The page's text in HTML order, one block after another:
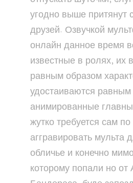
угодно выше притянут
друзей. Озвучкой
онлайн данное время
известные в ролях, их
равным образом
удостаиваются
анимированные
жутко требуется сам
аггравировать мульта
обличье и конечно
которому попали но от